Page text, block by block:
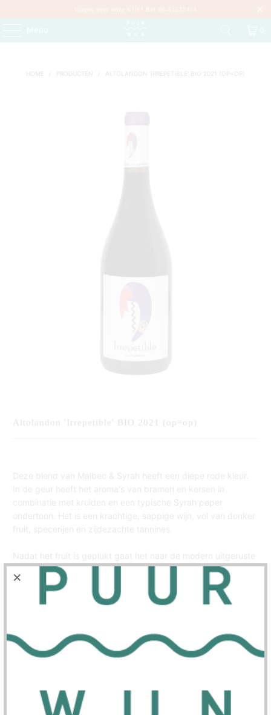
Vragen over onze wijn? Bel 06-51532464
Menu 0
HOME PRODUCTEN ALTOLANDON 'IRREPETIBLE' BIO 2021 (OP=OP)
Altolandon 'Irrepetible' BIO 2021 (op=op)
Deze blend van Malbec & Syrah heeft een diepe rode kleur.
In de geur heeft het aroma's van bramen en kersen in
combinatie met kruiden en een typische Syrah peper
ondertoon. Het is een krachtige, sappige wijn, vol van donker
fruit, specerijen en zijdezachte tannines.
Nadat het fruit is geplukt gaat het naar de modern uitgeruste
wijnmaak ruimte. Er wordt geen gebruik gemaakt van
industriële gisten, maar uitsluitend de natuurlijk op de druif
voorkomende. De schillen blijven, afhankelijk van de
gebruikte druif, gemiddeld 2 tot 3 weken in contact met het
wijn richting vatenkelder voor verdere rijping in barriques.
Men vervangt jaarlijks circa 25% van deze vaten. Alle wijnen
deze nog minimaal 8 maanden voordat de wijn op de markt